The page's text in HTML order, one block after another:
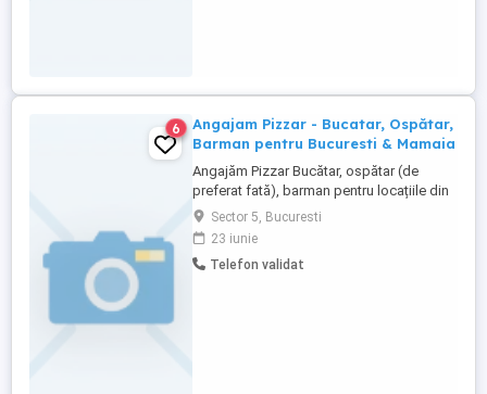
6
Angajam Pizzar - Bucatar, Ospătar,
Barman pentru Bucuresti & Mamaia
Angajăm Pizzar Bucătar, ospătar (de
preferat fată), barman pentru locațiile din
zona Cotroceni - București (permanent) și
Mamaia - Constanța (sezonier). Detalii
doar la (inclusiv pe whatsapp)
Sector 5, Bucuresti
23 iunie
Telefon validat